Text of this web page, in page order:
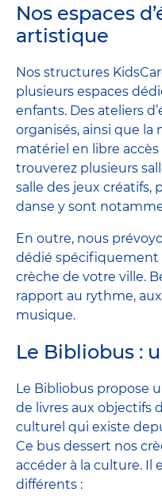
Nos espaces
artistique
Nos structures
plusieurs espaces
enfants. Des ateliers
organisés, ainsi que la
matériel en libre
trouverez plusieurs
salle des jeux créatifs,
danse y sont
En outre, nous
dédié spécifiquement
crèche de votre ville.
rapport au rythme,
musique.
Le Bibliobus :
Le Bibliobus propose
de livres aux objectifs
culturel qui existe
Ce bus dessert nos
accéder à la culture. Il
différents :